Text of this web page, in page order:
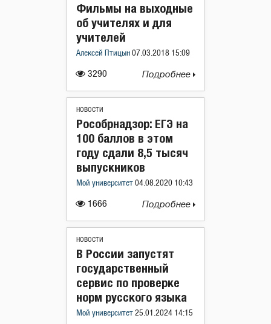
3290
Фильмы на выходные
об учителях и для
учителей
Алексей Птицын 07.03.2018 15:09
Подробнее
НОВОСТИ
1666
Рособрнадзор: ЕГЭ на
100 баллов в этом
году сдали 8,5 тысяч
выпускников
Мой университет 04.08.2020 10:43
Подробнее
НОВОСТИ
В России запустят
государственный
сервис по проверке
норм русского языка
Мой университет 25.01.2024 14:15